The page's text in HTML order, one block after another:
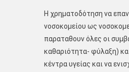
Η χρηματοδότηση να
νοσοκομείου ως
παραταθουν όλες οι
καθαριότητα- φύλαξη)
κέντρα υγείας και να